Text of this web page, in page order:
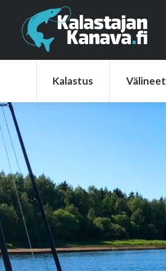
Kalastus Välineet
Kalastus Välineet